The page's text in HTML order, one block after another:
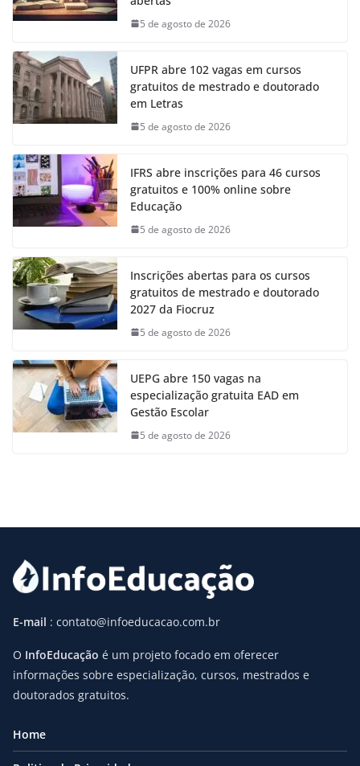
5 de agosto de 2026
UFPR abre 102 vagas em cursos
gratuitos de mestrado e doutorado
em Letras
5 de agosto de 2026
IFRS abre inscrições para 46 cursos
gratuitos e 100% online sobre
Educação
5 de agosto de 2026
Inscrições abertas para os cursos
gratuitos de mestrado e doutorado
2027 da Fiocruz
5 de agosto de 2026
UEPG abre 150 vagas na
especialização gratuita EAD em
Gestão Escolar
5 de agosto de 2026
E-mail : contato@infoeducacao.com.br
O InfoEducação é um projeto focado em oferecer
informações sobre especialização, cursos, mestrados e
doutorados gratuitos.
Home